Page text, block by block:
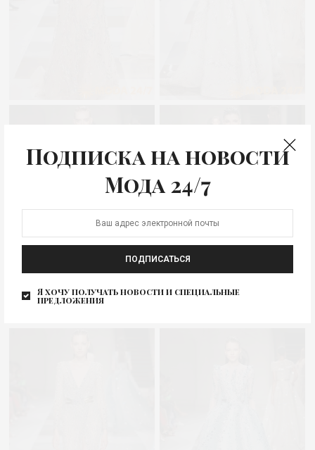
Подписка на новости
Мода 24/7
ПОДПИСАТЬСЯ
Я хочу получать новости и специальные
предложения